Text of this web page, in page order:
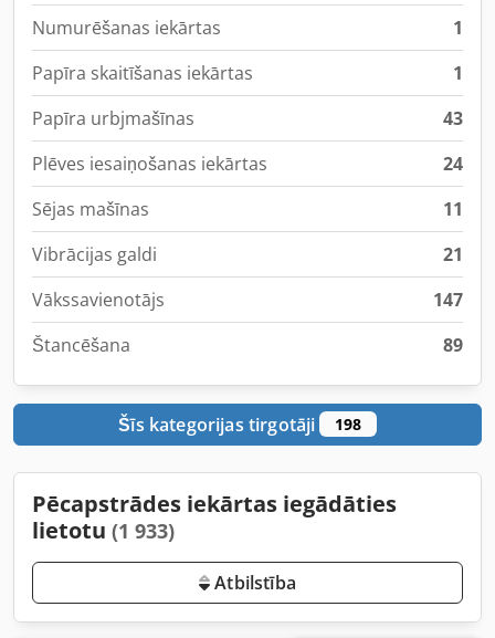
Numurēšanas iekārtas
1
Papīra skaitīšanas iekārtas
1
Papīra urbjmašīnas
43
Plēves iesaiņošanas iekārtas
24
Sējas mašīnas
11
Vibrācijas galdi
21
Vākssavienotājs
147
Štancēšana
89
Šīs kategorijas tirgotāji 198
Pēcapstrādes iekārtas iegādāties
lietotu (1 933)
Atbilstība